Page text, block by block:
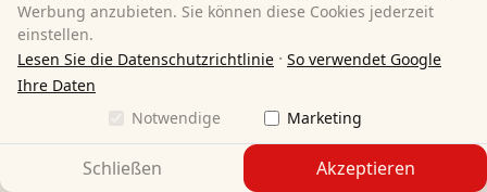
Werbung anzubieten. Sie können diese Cookies jederzeit
einstellen.
Lesen Sie die Datenschutzrichtlinie · So verwendet Google
Ihre Daten
Notwendige
Marketing
Schließen Akzeptieren